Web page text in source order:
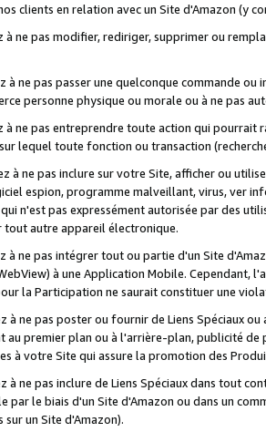
clients en relation avec un Site d'Amazon (y
à ne pas modifier, rediriger, supprimer ou
à ne pas passer une quelconque commande
personne physique ou morale ou à ne pas
à ne pas entreprendre toute action qui
lequel toute fonction ou transaction
à ne pas inclure sur votre Site, afficher ou
espion, programme malveillant, virus, ver
n'est pas expressément autorisée par des
tout autre appareil électronique.
à ne pas intégrer tout ou partie d'un Site
à une Application Mobile. Cependant,
la Participation ne saurait constituer une
à ne pas poster ou fournir de Liens Spéciaux
au premier plan ou à l'arrière-plan, publicité
à votre Site qui assure la promotion des
à ne pas inclure de Liens Spéciaux dans tout
par le biais d'un Site d'Amazon ou dans un
un Site d'Amazon).